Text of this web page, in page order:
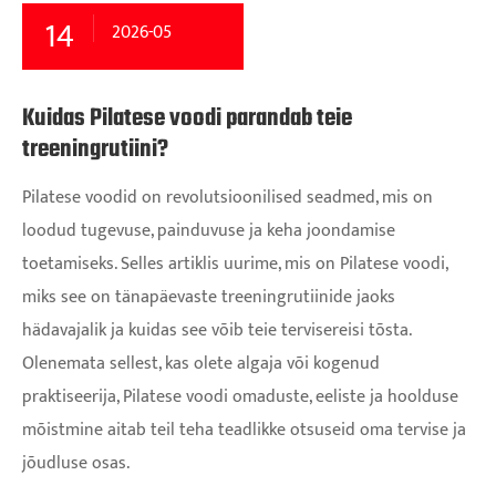
14 2026-05
Kuidas Pilatese voodi parandab teie
treeningrutiini?
Pilatese voodid on revolutsioonilised seadmed, mis on
loodud tugevuse, painduvuse ja keha joondamise
toetamiseks. Selles artiklis uurime, mis on Pilatese voodi,
miks see on tänapäevaste treeningrutiinide jaoks
hädavajalik ja kuidas see võib teie tervisereisi tõsta.
Olenemata sellest, kas olete algaja või kogenud
praktiseerija, Pilatese voodi omaduste, eeliste ja hoolduse
mõistmine aitab teil teha teadlikke otsuseid oma tervise ja
jõudluse osas.